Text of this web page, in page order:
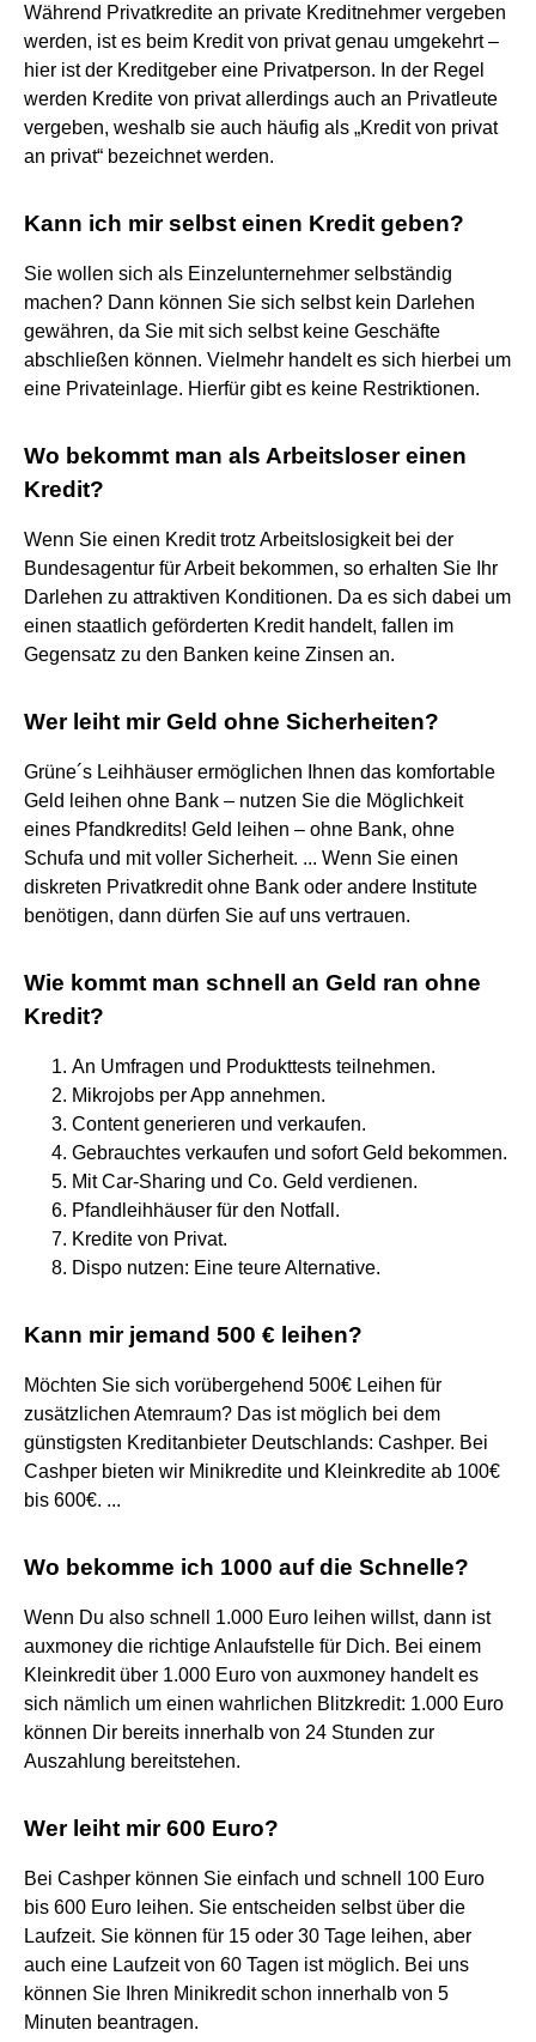
Während Privatkredite an private Kreditnehmer vergeben
werden, ist es beim Kredit von privat genau umgekehrt –
hier ist der Kreditgeber eine Privatperson. In der Regel
werden Kredite von privat allerdings auch an Privatleute
vergeben, weshalb sie auch häufig als „Kredit von privat
an privat“ bezeichnet werden.
Kann ich mir selbst einen Kredit geben?
Sie wollen sich als Einzelunternehmer selbständig
machen? Dann können Sie sich selbst kein Darlehen
gewähren, da Sie mit sich selbst keine Geschäfte
abschließen können. Vielmehr handelt es sich hierbei um
eine Privateinlage. Hierfür gibt es keine Restriktionen.
Wo bekommt man als Arbeitsloser einen
Kredit?
Wenn Sie einen Kredit trotz Arbeitslosigkeit bei der
Bundesagentur für Arbeit bekommen, so erhalten Sie Ihr
Darlehen zu attraktiven Konditionen. Da es sich dabei um
einen staatlich geförderten Kredit handelt, fallen im
Gegensatz zu den Banken keine Zinsen an.
Wer leiht mir Geld ohne Sicherheiten?
Grüne´s Leihhäuser ermöglichen Ihnen das komfortable
Geld leihen ohne Bank – nutzen Sie die Möglichkeit
eines Pfandkredits! Geld leihen – ohne Bank, ohne
Schufa und mit voller Sicherheit. ... Wenn Sie einen
diskreten Privatkredit ohne Bank oder andere Institute
benötigen, dann dürfen Sie auf uns vertrauen.
Wie kommt man schnell an Geld ran ohne
Kredit?
An Umfragen und Produkttests teilnehmen.
Mikrojobs per App annehmen.
Content generieren und verkaufen.
Gebrauchtes verkaufen und sofort Geld bekommen.
Mit Car-Sharing und Co. Geld verdienen.
Pfandleihhäuser für den Notfall.
Kredite von Privat.
Dispo nutzen: Eine teure Alternative.
Kann mir jemand 500 € leihen?
Möchten Sie sich vorübergehend 500€ Leihen für
zusätzlichen Atemraum? Das ist möglich bei dem
günstigsten Kreditanbieter Deutschlands: Cashper. Bei
Cashper bieten wir Minikredite und Kleinkredite ab 100€
bis 600€. ...
Wo bekomme ich 1000 auf die Schnelle?
Wenn Du also schnell 1.000 Euro leihen willst, dann ist
auxmoney die richtige Anlaufstelle für Dich. Bei einem
Kleinkredit über 1.000 Euro von auxmoney handelt es
sich nämlich um einen wahrlichen Blitzkredit: 1.000 Euro
können Dir bereits innerhalb von 24 Stunden zur
Auszahlung bereitstehen.
Wer leiht mir 600 Euro?
Bei Cashper können Sie einfach und schnell 100 Euro
bis 600 Euro leihen. Sie entscheiden selbst über die
Laufzeit. Sie können für 15 oder 30 Tage leihen, aber
auch eine Laufzeit von 60 Tagen ist möglich. Bei uns
können Sie Ihren Minikredit schon innerhalb von 5
Minuten beantragen.